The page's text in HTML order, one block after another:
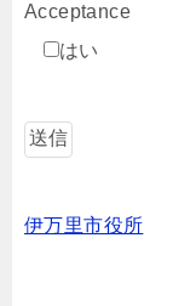
Acceptance
はい
伊万里市役所